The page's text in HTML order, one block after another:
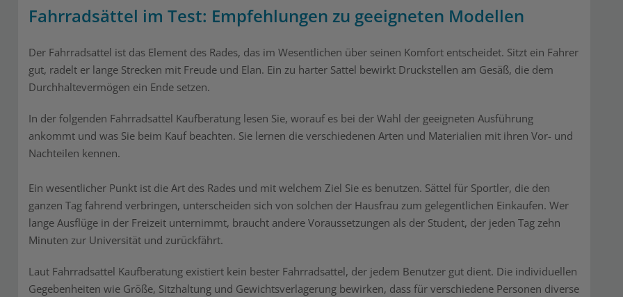
Fahrradsättel im Test: Empfehlungen zu geeigneten Modellen
Der Fahrradsattel ist das Element des Rades, das im Wesentlichen über seinen Komfort entscheidet. Sitzt ein Fahrer
gut, radelt er lange Strecken mit Freude und Elan. Ein zu harter Sattel bewirkt Druckstellen am Gesäß, die dem
Durchhaltevermögen ein Ende setzen.
In der folgenden Fahrradsattel Kaufberatung lesen Sie, worauf es bei der Wahl der geeigneten Ausführung
ankommt und was Sie beim Kauf beachten. Sie lernen die verschiedenen Arten und Materialien mit ihren Vor- und
Nachteilen kennen.
Ein wesentlicher Punkt ist die Art des Rades und mit welchem Ziel Sie es benutzen. Sättel für Sportler, die den
ganzen Tag fahrend verbringen, unterscheiden sich von solchen der Hausfrau zum gelegentlichen Einkaufen. Wer
lange Ausflüge in der Freizeit unternimmt, braucht andere Voraussetzungen als der Student, der jeden Tag zehn
Minuten zur Universität und zurückfährt.
Laut Fahrradsattel Kaufberatung existiert kein bester Fahrradsattel, der jedem Benutzer gut dient. Die individuellen
Gegebenheiten wie Größe, Sitzhaltung und Gewichtsverlagerung bewirken, dass für verschiedene Personen diverse